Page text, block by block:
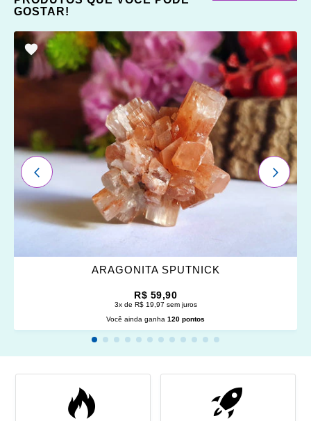
GOSTAR!
ADICIONAR
FAVORITOS
ARAGONITA SPUTNICK
R$ 59,90
3x de R$ 19,97 sem juros
Você ainda ganha 120 pontos
ANTERIOR